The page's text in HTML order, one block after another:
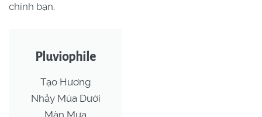
chính bạn.
Pluviophile
Tạo Hương
Nhảy Múa Dưới
Màn Mưa